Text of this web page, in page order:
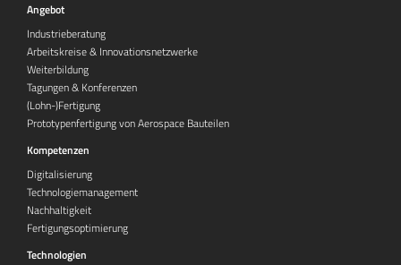
Angebot
Industrieberatung
Arbeitskreise & Innovationsnetzwerke
Weiterbildung
Tagungen & Konferenzen
(Lohn-)Fertigung
Prototypenfertigung von Aerospace Bauteilen
Kompetenzen
Digitalisierung
Technologiemanagement
Nachhaltigkeit
Fertigungsoptimierung
Technologien